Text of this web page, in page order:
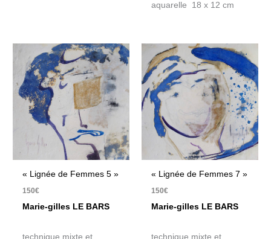
aquarelle 18 x 12 cm
« Lignée de Femmes 5 »
150€
Marie-gilles LE BARS
technique mixte et
« Lignée de Femmes 7 »
150€
Marie-gilles LE BARS
technique mixte et